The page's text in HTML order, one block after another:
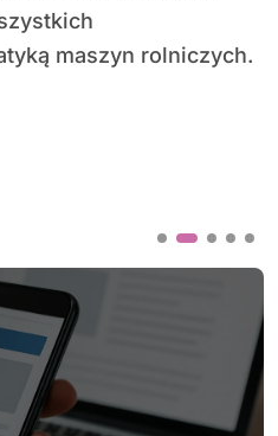
maszyn rolniczych.